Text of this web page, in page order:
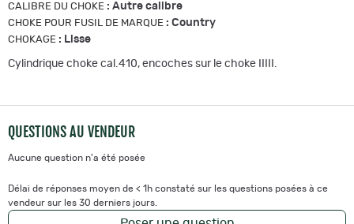
CALIBRE DU CHOKE : Autre calibre
CHOKE POUR FUSIL DE MARQUE : Country
CHOKAGE : Lisse
Cylindrique choke cal.410, encoches sur le choke IIIII.
QUESTIONS AU VENDEUR
Aucune question n'a été posée
Délai de réponses moyen de < 1h constaté sur les questions posées à ce
vendeur sur les 30 derniers jours.